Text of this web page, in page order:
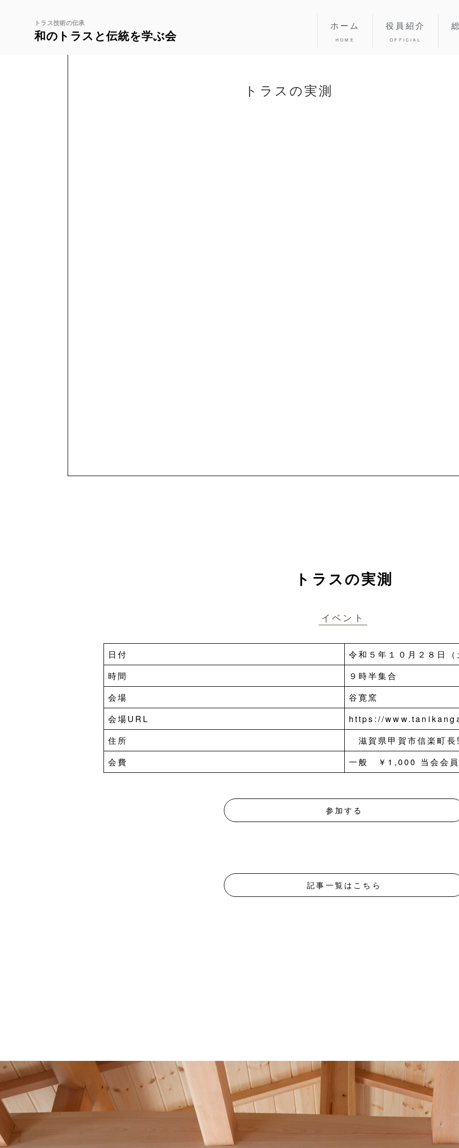
トラス技術の伝承
和のトラスと伝統を学ぶ会
ホーム
HOME
役員紹介
OFFICIAL
トラスの実測
トラスの実測
イベント
日付
令和５年１０月２８日
時間
９時半集合
会場
谷寛窯
会場URL
https://
住所
滋賀県甲賀市信楽町
会費
一般 ￥1,000 当会会
参加する
記事一覧はこちら